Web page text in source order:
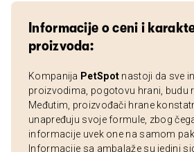
Informacije o ceni i
proizvoda:
Kompanija PetSpot nastoji da sve
proizvodima, pogotovu hrani, budu
Međutim, proizvođači hrane
unapređuju svoje formule, zbog
informacije uvek one na samom
Informacije sa ambalaže su jedini